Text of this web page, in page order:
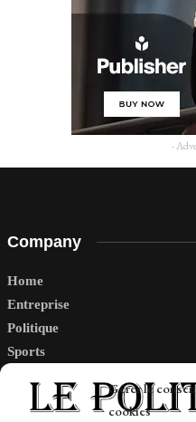
Gérer le
cookies
-
Company
Home
Entreprise
Politique
Sports